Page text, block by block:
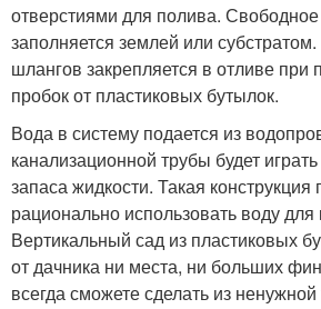
отверстиями для полива.
заполняется землей или
шлангов закрепляется в отливе
пробок от пластиковых бутылок.
Вода в систему подается из
канализационной трубы будет
запаса жидкости. Такая конструкция
рационально использовать воду для
Вертикальный сад из пластиковых
от дачника ни места, ни больших
всегда сможете сделать из